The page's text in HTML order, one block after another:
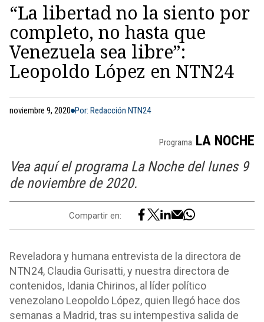
“La libertad no la siento por
completo, no hasta que
Venezuela sea libre”:
Leopoldo López en NTN24
noviembre 9, 2020 Por: Redacción NTN24
Programa: LA NOCHE
Vea aquí el programa La Noche del lunes 9
de noviembre de 2020.
Compartir en:
Reveladora y humana entrevista de la directora de
NTN24, Claudia Gurisatti, y nuestra directora de
contenidos, Idania Chirinos, al líder político
venezolano Leopoldo López, quien llegó hace dos
semanas a Madrid, tras su intempestiva salida de